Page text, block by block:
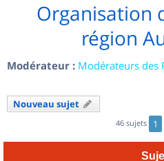
Organisation
région
Modérateur : Modérateurs des
Nouveau sujet
46 sujets 1